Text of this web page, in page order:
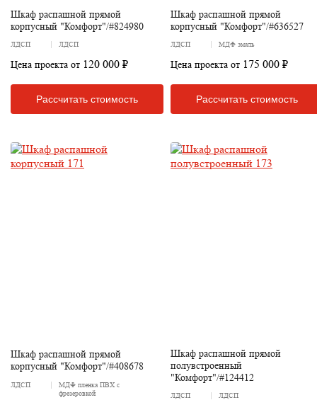
Шкаф распашной прямой
корпусный "Комфорт"/#824980
ЛДСП ЛДСП
Цена проекта от 120 000 ₽
Рассчитать стоимость
Шкаф распашной прямой
корпусный "Комфорт"/#636527
ЛДСП МДФ эмаль
Цена проекта от 175 000 ₽
Рассчитать стоимость
Шкаф распашной прямой
корпусный "Комфорт"/#408678
ЛДСП
МДФ пленка ПВХ с
фрезеровкой
Шкаф распашной прямой
полувстроенный
"Комфорт"/#124412
ЛДСП ЛДСП